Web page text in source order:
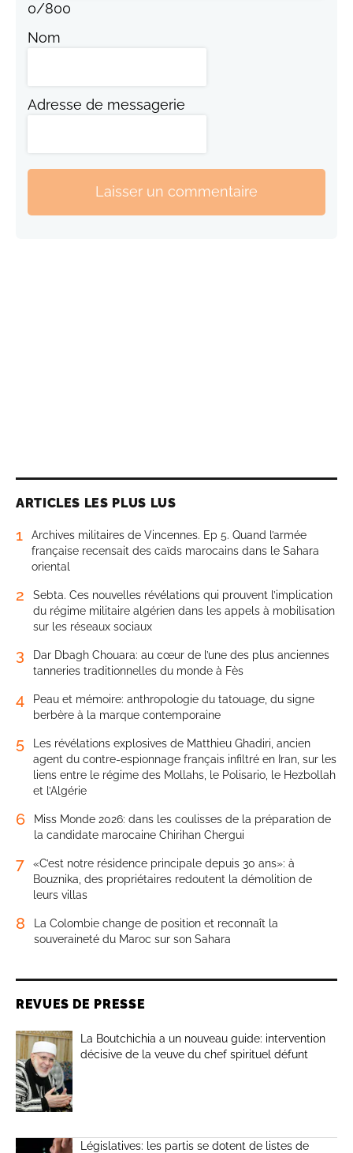
0/800
Nom
Adresse de messagerie
Laisser un commentaire
ARTICLES LES PLUS LUS
1
Archives militaires de Vincennes. Ep 5. Quand l’armée
française recensait des caïds marocains dans le Sahara
oriental
2
Sebta. Ces nouvelles révélations qui prouvent l’implication
du régime militaire algérien dans les appels à mobilisation
sur les réseaux sociaux
3
Dar Dbagh Chouara: au cœur de l’une des plus anciennes
tanneries traditionnelles du monde à Fès
4
Peau et mémoire: anthropologie du tatouage, du signe
berbère à la marque contemporaine
5
Les révélations explosives de Matthieu Ghadiri, ancien
agent du contre-espionnage français infiltré en Iran, sur les
liens entre le régime des Mollahs, le Polisario, le Hezbollah
et l’Algérie
6
Miss Monde 2026: dans les coulisses de la préparation de
la candidate marocaine Chirihan Chergui
7
«C’est notre résidence principale depuis 30 ans»: à
Bouznika, des propriétaires redoutent la démolition de
leurs villas
8
La Colombie change de position et reconnaît la
souveraineté du Maroc sur son Sahara
REVUES DE PRESSE
La Boutchichia a un nouveau guide: intervention
décisive de la veuve du chef spirituel défunt
Législatives: les partis se dotent de listes de